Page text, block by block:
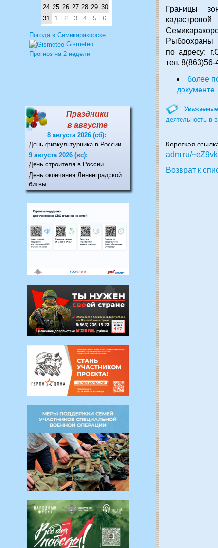
24 25 26 27 28 29 30
31
1 2 3 4 5 6
Погода в Семикаракорске
Gismeteo
Прогноз на 2 недели
Праздники
в августе
8 августа 2026 (сб):
День физкультурника в России
9 августа 2026 (вс):
День строителя в России
День окончания Ленинградской
битвы
Границы
Рыбоохраны
по адресу:
тел. 8(863)56-
более
документе
Уважаемые
деятельность в
Короткая
adm.ru/~eZ9vk
Возврат к